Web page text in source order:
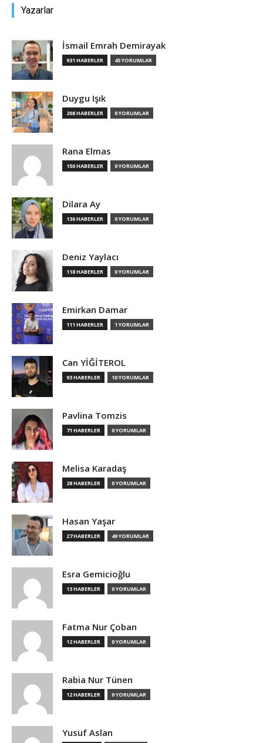
Yazarlar
İsmail Emrah Demirayak
931 HABERLER 45 YORUMLAR
Duygu Işık
208 HABERLER 0 YORUMLAR
Rana Elmas
150 HABERLER 0 YORUMLAR
Dilara Ay
136 HABERLER 0 YORUMLAR
Deniz Yaylacı
118 HABERLER 0 YORUMLAR
Emirkan Damar
111 HABERLER 1 YORUMLAR
Can YİĞİTEROL
93 HABERLER 10 YORUMLAR
Pavlina Tomzis
71 HABERLER 0 YORUMLAR
Melisa Karadaş
28 HABERLER 0 YORUMLAR
Hasan Yaşar
27 HABERLER 49 YORUMLAR
Esra Gemicioğlu
13 HABERLER 0 YORUMLAR
Fatma Nur Çoban
12 HABERLER 0 YORUMLAR
Rabia Nur Tünen
12 HABERLER 0 YORUMLAR
Yusuf Aslan